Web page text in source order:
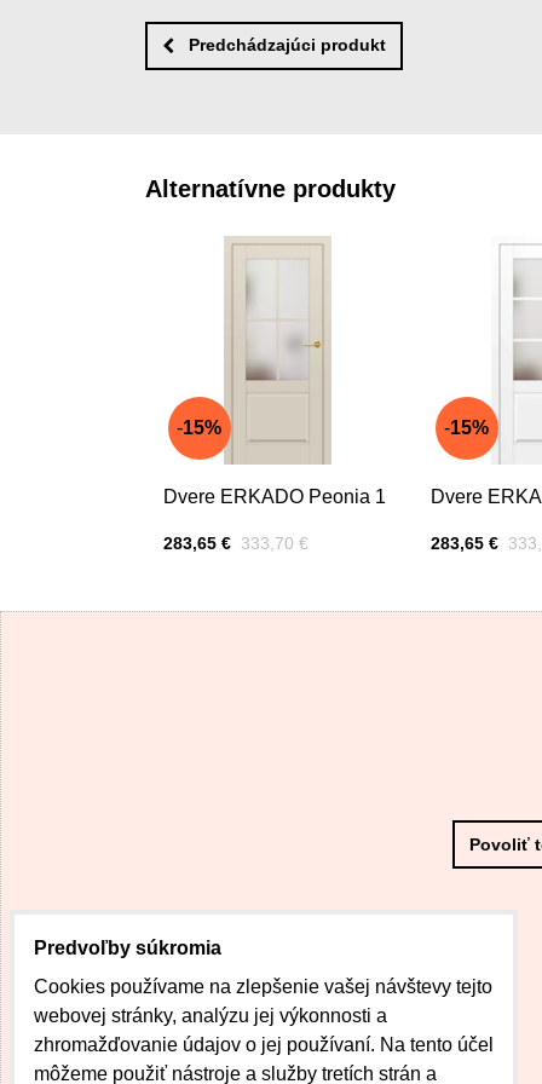
Predchádzajúci produkt
Alternatívne produkty
Dvere ERKADO Peonia 1
Cena s DPH
283,65 € Pred zľavou:
333,70 €
15%
Dvere
Cena s DPH
283,65 €
15%
Povoliť
Predvoľby súkromia
Cookies používame na zlepšenie vašej návštevy tejto
webovej stránky, analýzu jej výkonnosti a
zhromažďovanie údajov o jej používaní. Na tento účel
môžeme použiť nástroje a služby tretích strán a